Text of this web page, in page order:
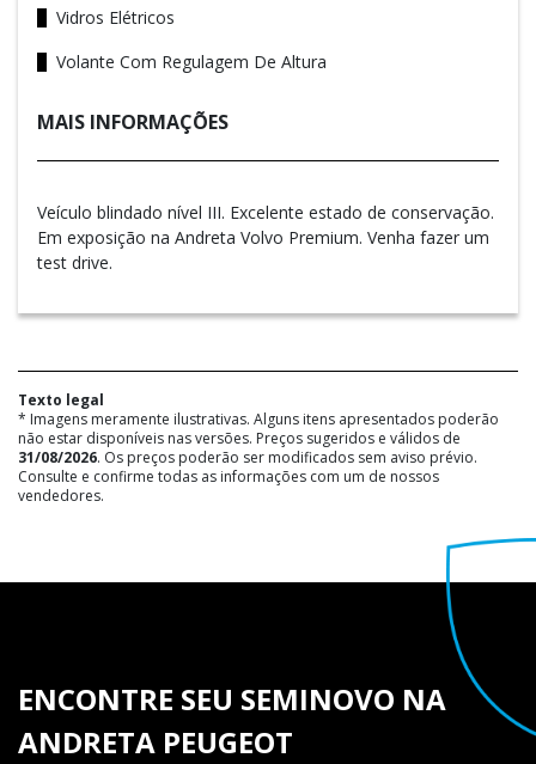
Vidros Elétricos
Volante Com Regulagem De Altura
MAIS INFORMAÇÕES
Veículo blindado nível III. Excelente estado de conservação.
Em exposição na Andreta Volvo Premium. Venha fazer um
test drive.
Texto legal
* Imagens meramente ilustrativas. Alguns itens apresentados poderão
não estar disponíveis nas versões. Preços sugeridos e válidos de
31/08/2026. Os preços poderão ser modificados sem aviso prévio.
Consulte e confirme todas as informações com um de nossos
vendedores.
ENCONTRE SEU SEMINOVO NA
ANDRETA PEUGEOT